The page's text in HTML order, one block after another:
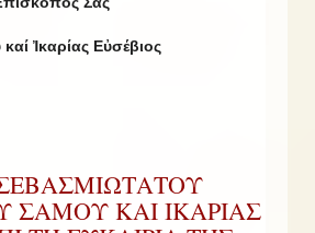
Ἰκαρίας Εὐσέβιος
ΣΑΜΟΥ ΚΑΙ ΙΚΑΡΙΑΣ